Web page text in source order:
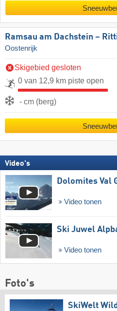
Ramsau am Dachstein –
Oostenrijk
Skigebied gesloten
0 van 12,9 km piste open
- cm (berg)
Video's
Dolomites Val
Video tonen
Ski Juwel
Video tonen
Foto's
SkiWelt